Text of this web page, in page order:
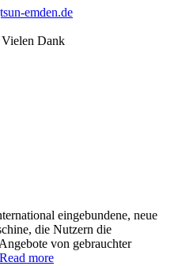
eingebundene, neue
die Nutzern die
von gebrauchter
Read more
emden.de
Vielen Dank